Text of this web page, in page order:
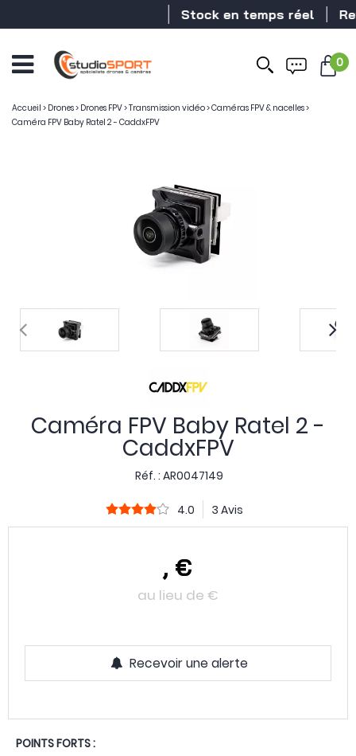
Stock en temps réel
0
Accueil > Drones> Drones FPV>Transmission vidéo>Caméras FPV & nacelles>
Caméra FPV Baby Ratel 2 - CaddxFPV
Caméra FPV Baby Ratel 2 -
CaddxFPV
Réf. : AR0047149
4.0 3 Avis
, €
au lieu de €
Recevoir une alerte
POINTS FORTS :